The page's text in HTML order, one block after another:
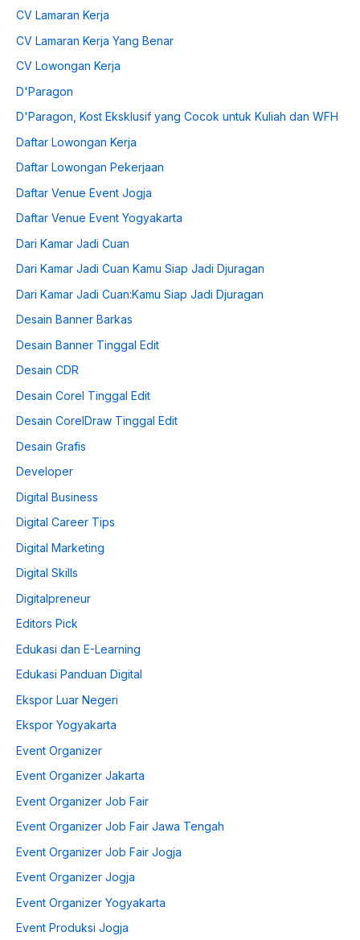
CV Lamaran Kerja
CV Lamaran Kerja Yang Benar
CV Lowongan Kerja
D'Paragon
D'Paragon, Kost Eksklusif yang Cocok untuk Kuliah dan WFH
Daftar Lowongan Kerja
Daftar Lowongan Pekerjaan
Daftar Venue Event Jogja
Daftar Venue Event Yogyakarta
Dari Kamar Jadi Cuan
Dari Kamar Jadi Cuan Kamu Siap Jadi Djuragan
Dari Kamar Jadi Cuan:Kamu Siap Jadi Djuragan
Desain Banner Barkas
Desain Banner Tinggal Edit
Desain CDR
Desain Corel Tinggal Edit
Desain CorelDraw Tinggal Edit
Desain Grafis
Developer
Digital Business
Digital Career Tips
Digital Marketing
Digital Skills
Digitalpreneur
Editors Pick
Edukasi dan E-Learning
Edukasi Panduan Digital
Ekspor Luar Negeri
Ekspor Yogyakarta
Event Organizer
Event Organizer Jakarta
Event Organizer Job Fair
Event Organizer Job Fair Jawa Tengah
Event Organizer Job Fair Jogja
Event Organizer Jogja
Event Organizer Yogyakarta
Event Produksi Jogja